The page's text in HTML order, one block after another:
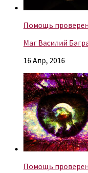
Помощь
Маг Василий
16 Апр, 2016
Помощь